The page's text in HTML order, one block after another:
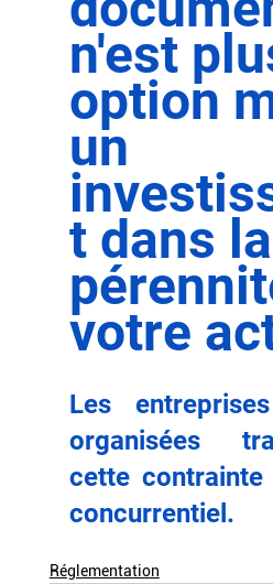
n'est
option
un
t dans la
votre
Les
organisées
cette contrainte
concurrentiel.
Réglementation